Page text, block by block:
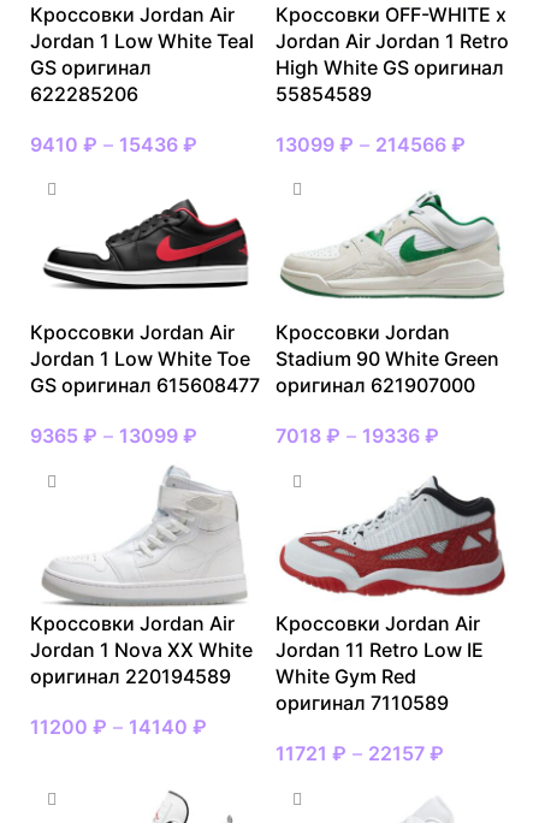
Кроссовки Jordan Air
Jordan 1 Low White Teal
GS оригинал
622285206
9410 ₽ – 15436 ₽
Кроссовки OFF-WHITE x
Jordan Air Jordan 1 Retro
High White GS оригинал
55854589
13099 ₽ – 214566 ₽
Кроссовки Jordan Air
Jordan 1 Low White Toe
GS оригинал 615608477
9365 ₽ – 13099 ₽
Кроссовки Jordan
Stadium 90 White Green
оригинал 621907000
7018 ₽ – 19336 ₽
Кроссовки Jordan Air
Jordan 1 Nova XX White
оригинал 220194589
11200 ₽ – 14140 ₽
Кроссовки Jordan Air
Jordan 11 Retro Low IE
White Gym Red
оригинал 7110589
11721 ₽ – 22157 ₽